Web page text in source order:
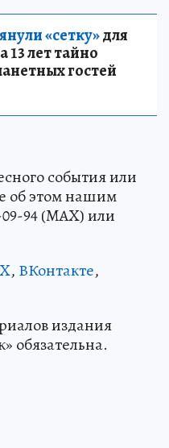
«сетку»для
13 лет тайно
гостей
события или
об этом нашим
94 (MAX) или
, ВКонтакте,
издания
обязательна.